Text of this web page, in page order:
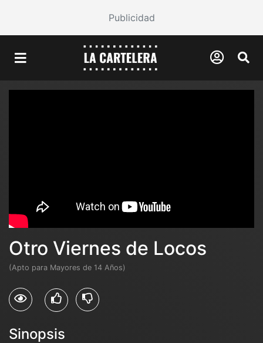
Publicidad
Otro Viernes de Locos
(Apto para Mayores de 14 Años)
Sinopsis